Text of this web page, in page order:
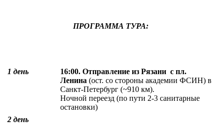
ПРОГРАММА ТУРА:
1 день
16:00. Отправление из Рязани с пл.
Ленина (ост. со стороны академии ФСИН) в
Санкт-Петербург (~910 км).
Ночной переезд (по пути 2-3 санитарные
остановки)
2 день